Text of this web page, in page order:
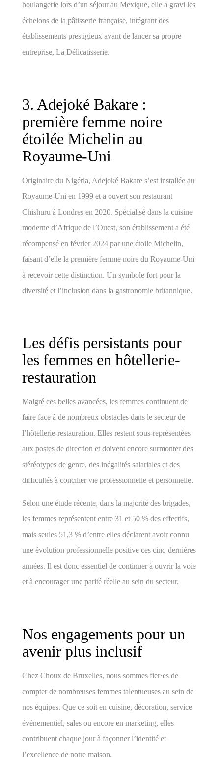
boulangerie lors d’un séjour au Mexique, elle a gravi les
échelons de la pâtisserie française, intégrant des
établissements prestigieux avant de lancer sa propre
entreprise, La Délicatisserie.
3. Adejoké Bakare :
première femme noire
étoilée Michelin au
Royaume-Uni
Originaire du Nigéria, Adejoké Bakare s’est installée au
Royaume-Uni en 1999 et a ouvert son restaurant
Chishuru à Londres en 2020. Spécialisé dans la cuisine
moderne d’Afrique de l’Ouest, son établissement a été
récompensé en février 2024 par une étoile Michelin,
faisant d’elle la première femme noire du Royaume-Uni
à recevoir cette distinction. Un symbole fort pour la
diversité et l’inclusion dans la gastronomie britannique.
Les défis persistants pour
les femmes en hôtellerie-
restauration
Malgré ces belles avancées, les femmes continuent de
faire face à de nombreux obstacles dans le secteur de
l’hôtellerie-restauration. Elles restent sous-représentées
aux postes de direction et doivent encore surmonter des
stéréotypes de genre, des inégalités salariales et des
difficultés à concilier vie professionnelle et personnelle.
Selon une étude récente, dans la majorité des brigades,
les femmes représentent entre 31 et 50 % des effectifs,
mais seules 51,3 % d’entre elles déclarent avoir connu
une évolution professionnelle positive ces cinq dernières
années. Il est donc essentiel de continuer à ouvrir la voie
et à encourager une parité réelle au sein du secteur.
Nos engagements pour un
avenir plus inclusif
Chez Choux de Bruxelles, nous sommes fier·es de
compter de nombreuses femmes talentueuses au sein de
nos équipes. Que ce soit en cuisine, décoration, service
événementiel, sales ou encore en marketing, elles
contribuent chaque jour à façonner l’identité et
l’excellence de notre maison.